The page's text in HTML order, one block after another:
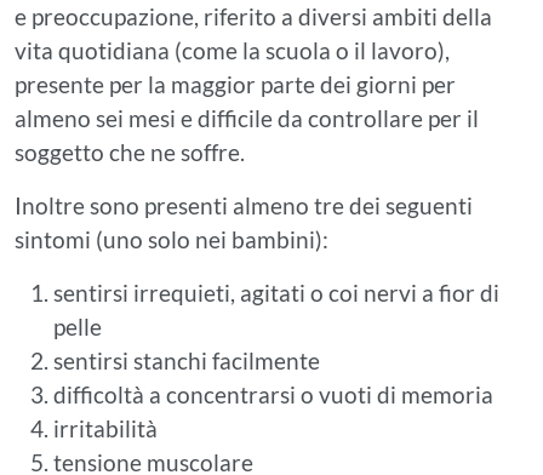
e preoccupazione, riferito a diversi ambiti della
vita quotidiana (come la scuola o il lavoro),
presente per la maggior parte dei giorni per
almeno sei mesi e difficile da controllare per il
soggetto che ne soffre.
Inoltre sono presenti almeno tre dei seguenti
sintomi (uno solo nei bambini):
sentirsi irrequieti, agitati o coi nervi a fior di
pelle
sentirsi stanchi facilmente
difficoltà a concentrarsi o vuoti di memoria
irritabilità
tensione muscolare